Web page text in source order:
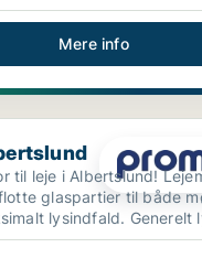
Mere info
i Albertslund! Lejemålet er
glaspartier til både
lysindfald. Generelt